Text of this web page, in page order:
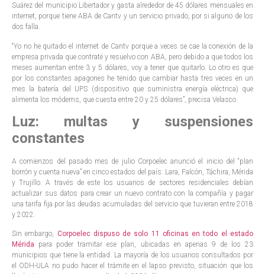
Suárez del municipio Libertador y gasta alrededor de 45 dólares mensuales en
internet, porque tiene ABA de Cantv y un servicio privado, por si alguno de los
dos falla.
“Yo no he quitado el internet de Cantv porque a veces se cae la conexión de la
empresa privada que contraté y resuelvo con ABA, pero debido a que todos los
meses aumentan entre 3 y 5 dólares, voy a tener que quitarlo. Lo otro es que
por los constantes apagones he tenido que cambiar hasta tres veces en un
mes la batería del UPS (dispositivo que suministra energía eléctrica) que
alimenta los módems, que cuesta entre 20 y 25 dólares”, precisa Velasco.
Luz: multas y suspensiones
constantes
A comienzos del pasado mes de julio Corpoelec anunció el inicio del “plan
borrón y cuenta nueva” en cinco estados del país: Lara, Falcón, Táchira, Mérida
y Trujillo. A través de este los usuarios de sectores residenciales debían
actualizar sus datos para crear un nuevo contrato con la compañía y pagar
una tarifa fija por las deudas acumuladas del servicio que tuvieran entre 2018
y 2022.
Sin embargo, Corpoelec dispuso de solo 11 oficinas en todo el estado
Mérida para poder tramitar ese plan, ubicadas en apenas 9 de los 23
municipios que tiene la entidad. La mayoría de los usuarios consultados por
el ODH-ULA no pudo hacer el trámite en el lapso previsto, situación que los